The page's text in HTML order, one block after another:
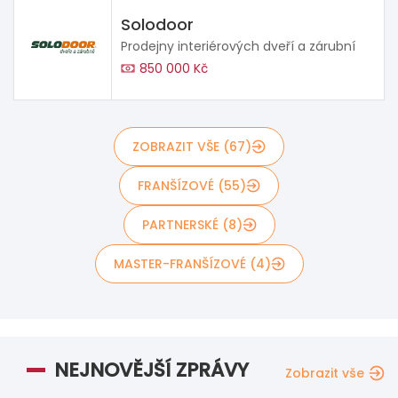
Solodoor
Prodejny interiérových dveří a zárubní
850 000 Kč
ZOBRAZIT VŠE (67)
FRANŠÍZOVÉ (55)
PARTNERSKÉ (8)
MASTER-FRANŠÍZOVÉ (4)
NEJNOVĚJŠÍ ZPRÁVY Zobrazit vše